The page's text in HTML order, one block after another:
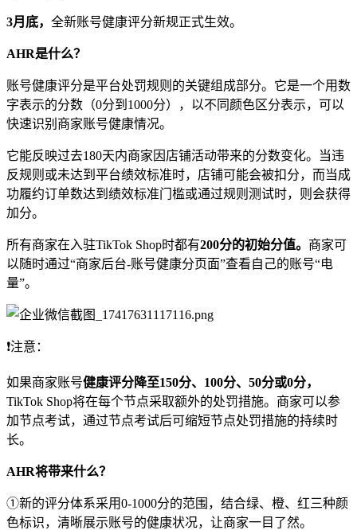
3月底， 全新账号健康评分新规正式生效。
AHR是什么？
账号健康评分是平台处罚规则的关键组成部分。它是一个用数
字表示的分数（0分到1000分），以不同颜色区分表示，可以
快速识别商家账号健康情况。
它能反映过去180天内商家因店铺活动带来的分数变化。当违
反规则或未达到平台绩效标准时，店铺可能会被扣分，而当成
功履约订单数达到绩效标准门槛或通过规则测试时，则会获得
加分。
所有商家在入驻TikTok Shop时都有200分的初始分值。 商家可
以随时通过“商家后台-账号健康分页面”查看自己的账号“电
量”。
❗注意：
如果商家账号健康评分降至150分、100分、50分或0分，
TikTok Shop将在每个节点采取额外的处罚措施。商家可以参
加节点考试，通过节点考试后可缩短节点处罚措施的持续时
长。
AHR将带来什么？
①新的评分体系采用0-1000分的范围，结合绿、橙、红三种颜
色标识，清晰展示账号的健康状况，让商家一目了然。